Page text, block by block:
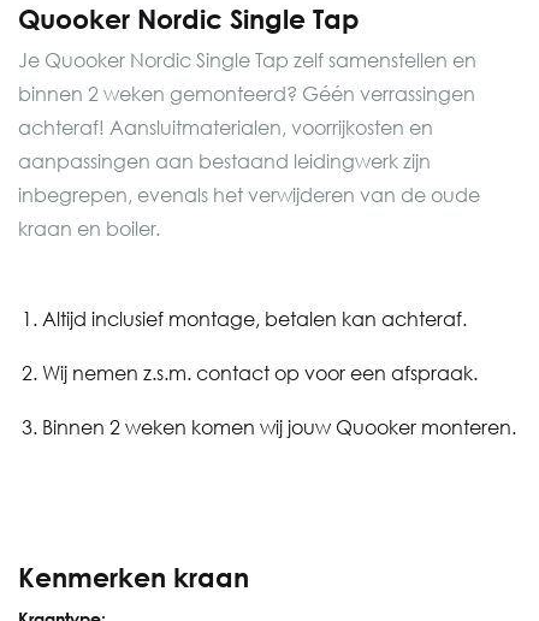
Quooker Nordic Single Tap
Je Quooker Nordic Single Tap zelf samenstellen en
binnen 2 weken gemonteerd? Géén verrassingen
achteraf! Aansluitmaterialen, voorrijkosten en
aanpassingen aan bestaand leidingwerk zijn
inbegrepen, evenals het verwijderen van de oude
kraan en boiler.
Altijd inclusief montage, betalen kan achteraf.
Wij nemen z.s.m. contact op voor een afspraak.
Binnen 2 weken komen wij jouw Quooker monteren.
Kenmerken kraan